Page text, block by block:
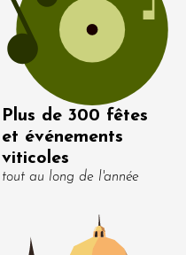
Plus de 300 fêtes
et événements
viticoles
tout au long de l'année